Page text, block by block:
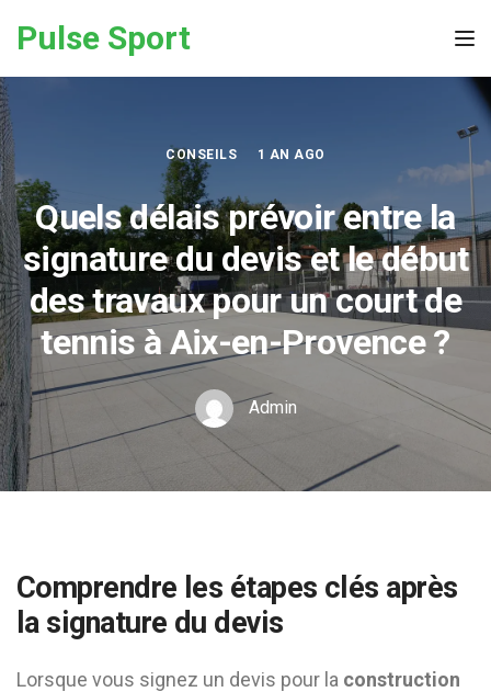
Pulse Sport
CONSEILS 1 AN AGO
Quels délais prévoir entre la
signature du devis et le début
des travaux pour un court de
tennis à Aix-en-Provence ?
Admin
Comprendre les étapes clés après
la signature du devis
Lorsque vous signez un devis pour la construction